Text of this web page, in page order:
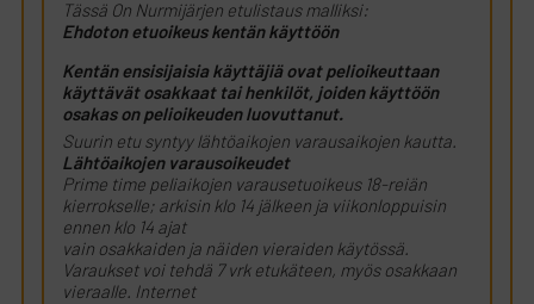
Tässä On Nurmijärjen etulistaus malliksi:
Ehdoton etuoikeus kentän käyttöön
Kentän ensisijaisia käyttäjiä ovat pelioikeuttaan
käyttävät osakkaat tai henkilöt, joiden käyttöön
osakas on pelioikeuden luovuttanut.
Suurin etu syntyy lähtöaikojen varausaikojen kautta.
Lähtöaikojen varausoikeudet
Prime time peliaikojen varausetuoikeus 18-reiän
kierrokselle; arkisin klo 14 jälkeen ja viikonloppuisin
ennen klo 14 ajat
vain osakkaiden ja näiden vieraiden käytössä.
Varaukset voi tehdä 7 vrk etukäteen, myös osakkaan
vieraalle. Internet